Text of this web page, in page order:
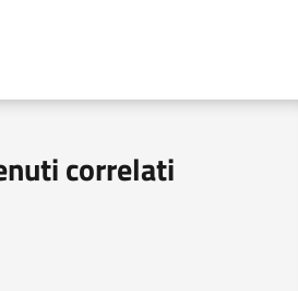
correlati